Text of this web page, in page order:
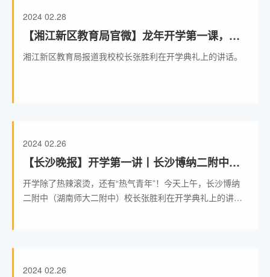
2024 02.28
【湘江新区教育局官微】龙年开学第一课，咱
们书记校长这样说……
湘江新区教育局报道我校校长张胜利在开学典礼上的讲话。
2024 02.26
【长沙晚报】开学第一讲丨长沙博纳二附中
（湖南师大二附中）校长张胜利：做沐光而行
的“热气青年”
开学除了热辣滚烫，还有“热气青年”！今天上午，长沙博纳
二附中（湖南师大二附中）校长张胜利在开学典礼上的讲话
风，但向前一定能感受热浪。他鼓励学生在新学期做沐光而
2024 02.26